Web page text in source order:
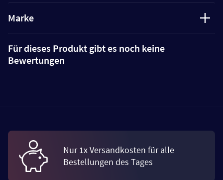
Marke
Für dieses Produkt gibt es noch keine
Bewertungen
Nur 1x Versandkosten für alle
Bestellungen des Tages